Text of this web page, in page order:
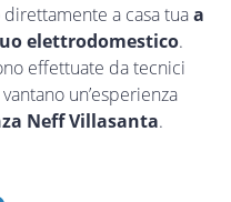
a casa tuaa
elettrodomestico.
effettuate da tecnici
un’esperienza
Neff Villasanta.